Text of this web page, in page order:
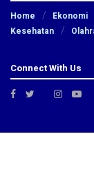
Home Ekonomi
Kesehatan
Connect With Us